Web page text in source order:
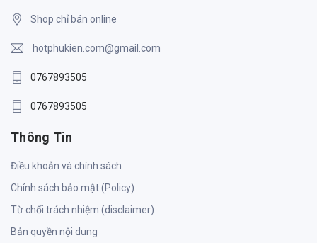
Shop chỉ bán online
hotphukien.com@gmail.com
0767893505
0767893505
Thông Tin
Điều khoản và chính sách
Chính sách bảo mật (Policy)
Từ chối trách nhiệm (disclaimer)
Bản quyền nội dung